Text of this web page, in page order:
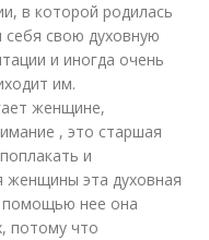
в которой родилась
свою духовную
и иногда очень
им.
женщине,
, это старшая
и
женщины эта духовная
помощью нее она
потому что